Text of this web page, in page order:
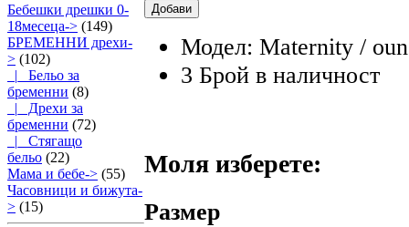
Бебешки дрешки 0-
18месеца-> (149)
БРЕМЕННИ дрехи-
> (102)
|_ Бельо за
бременни (8)
|_ Дрехи за
бременни (72)
|_ Стягащо
бельо (22)
Мама и бебе-> (55)
Часовници и бижута-
> (15)
Модел: Maternity /
3 Брой в наличност
Моля изберете:
Размер